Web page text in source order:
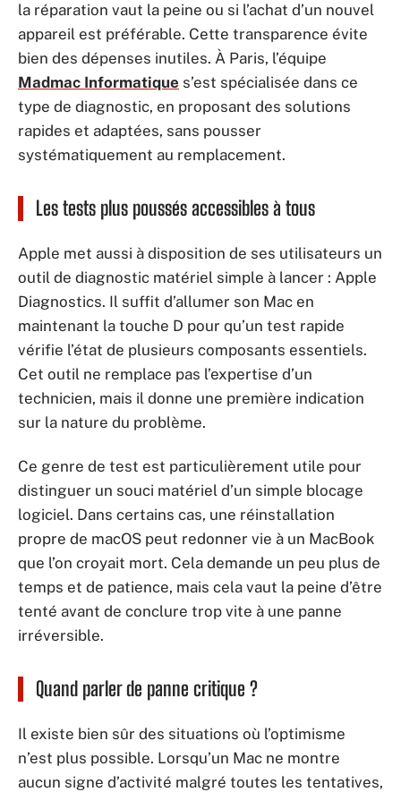
la réparation vaut la peine ou si l’achat d’un nouvel
appareil est préférable. Cette transparence évite
bien des dépenses inutiles. À Paris, l’équipe
Madmac Informatique s’est spécialisée dans ce
type de diagnostic, en proposant des solutions
rapides et adaptées, sans pousser
systématiquement au remplacement.
Les tests plus poussés accessibles à tous
Apple met aussi à disposition de ses utilisateurs un
outil de diagnostic matériel simple à lancer : Apple
Diagnostics. Il suffit d’allumer son Mac en
maintenant la touche D pour qu’un test rapide
vérifie l’état de plusieurs composants essentiels.
Cet outil ne remplace pas l’expertise d’un
technicien, mais il donne une première indication
sur la nature du problème.
Ce genre de test est particulièrement utile pour
distinguer un souci matériel d’un simple blocage
logiciel. Dans certains cas, une réinstallation
propre de macOS peut redonner vie à un MacBook
que l’on croyait mort. Cela demande un peu plus de
temps et de patience, mais cela vaut la peine d’être
tenté avant de conclure trop vite à une panne
irréversible.
Quand parler de panne critique ?
Il existe bien sûr des situations où l’optimisme
n’est plus possible. Lorsqu’un Mac ne montre
aucun signe d’activité malgré toutes les tentatives,